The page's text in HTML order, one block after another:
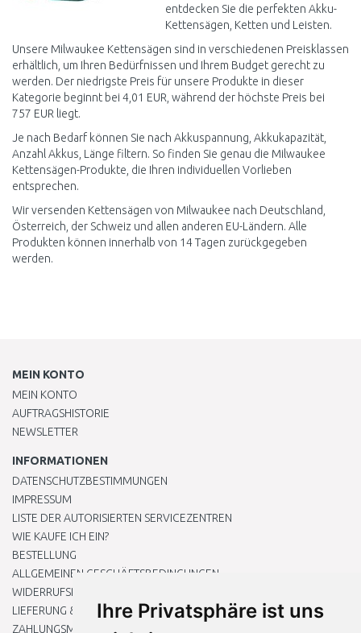
Ihre Privatsphäre ist uns
entdecken Sie die perfekten Akku-
Kettensägen, Ketten und Leisten.
Unsere Milwaukee Kettensägen sind in verschiedenen Preisklassen
erhältlich, um Ihren Bedürfnissen und Ihrem Budget gerecht zu
werden. Der niedrigste Preis für unsere Produkte in dieser
Kategorie beginnt bei 4,01 EUR, während der höchste Preis bei
757 EUR liegt.
Je nach Bedarf können Sie nach Akkuspannung, Akkukapazität,
Anzahl Akkus, Länge filtern. So finden Sie genau die Milwaukee
Kettensägen-Produkte, die Ihren individuellen Vorlieben
entsprechen.
Wir versenden Kettensägen von Milwaukee nach Deutschland,
Österreich, der Schweiz und allen anderen EU-Ländern. Alle
Produkten können innerhalb von 14 Tagen zurückgegeben
werden.
MEIN KONTO
MEIN KONTO
AUFTRAGSHISTORIE
NEWSLETTER
INFORMATIONEN
DATENSCHUTZBESTIMMUNGEN
IMPRESSUM
LISTE DER AUTORISIERTEN SERVICEZENTREN
WIE KAUFE ICH EIN?
BESTELLUNG
ALLGEMEINEN GESCHÄFTSBEDINGUNGEN
WIDERRUFSRECHT
LIEFERUNG & ZAHLUNG
ZAHLUNGSMETHODEN